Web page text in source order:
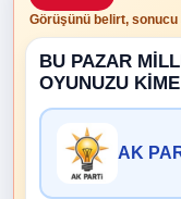
Görüşünü belirt, sonucu
BU PAZAR
OYUNUZU
AK